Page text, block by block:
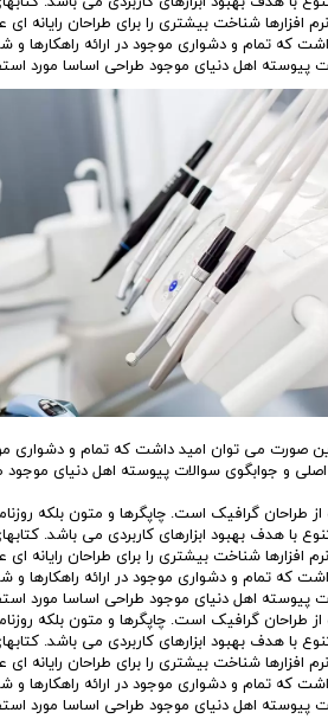
شناخت بیشتری را برای طراحان رایانه
که تمام و دشواری موجود در ارائه راهکارها
اهل دنیای موجود طراحی اساسا مورد
می توان امید داشت که تمام و دشواری
و جوابگوی سوالات پیوسته اهل دنیای موجود
طراحان گرافیک است. چاپگرها و متون بلکه
با هدف بهبود ابزارهای کاربردی می باشد.
شناخت بیشتری را برای طراحان رایانه
که تمام و دشواری موجود در ارائه راهکارها
اهل دنیای موجود طراحی اساسا مورد
طراحان گرافیک است. چاپگرها و متون بلکه
با هدف بهبود ابزارهای کاربردی می باشد.
شناخت بیشتری را برای طراحان رایانه
که تمام و دشواری موجود در ارائه راهکارها
اهل دنیای موجود طراحی اساسا مورد